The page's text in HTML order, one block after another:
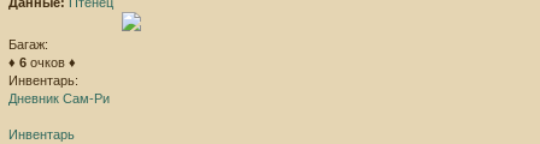
Данные: Птенец
Багаж:
♦ 6 очков ♦
Инвентарь:
Дневник Сам-Ри
Инвентарь